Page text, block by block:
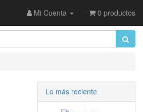
Mi Cuenta 0 productos
Lo más reciente